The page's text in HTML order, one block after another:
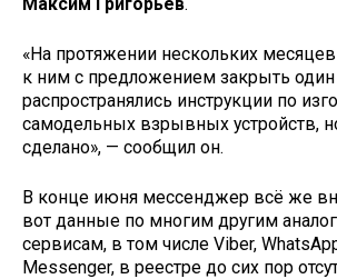
Максим Григорьев.
«На протяжении нескольких
к ним с предложением закрыть один
распространялись инструкции по
самодельных взрывных устройств,
сделано», — сообщил он.
В конце июня мессенджер всё же
вот данные по многим другим
сервисам, в том числе Viber,
Messenger, в реестре до сих пор